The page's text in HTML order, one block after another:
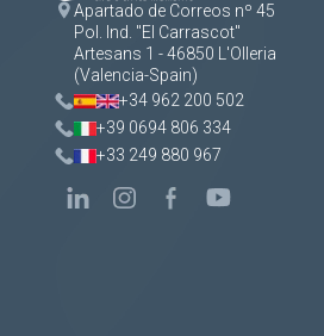
Apartado de Correos nº 45
Pol. Ind. "El Carrascot"
Artesans 1 - 46850 L'Olleria
(Valencia-Spain)
+34 962 200 502
+39 0694 806 334
+33 249 880 967